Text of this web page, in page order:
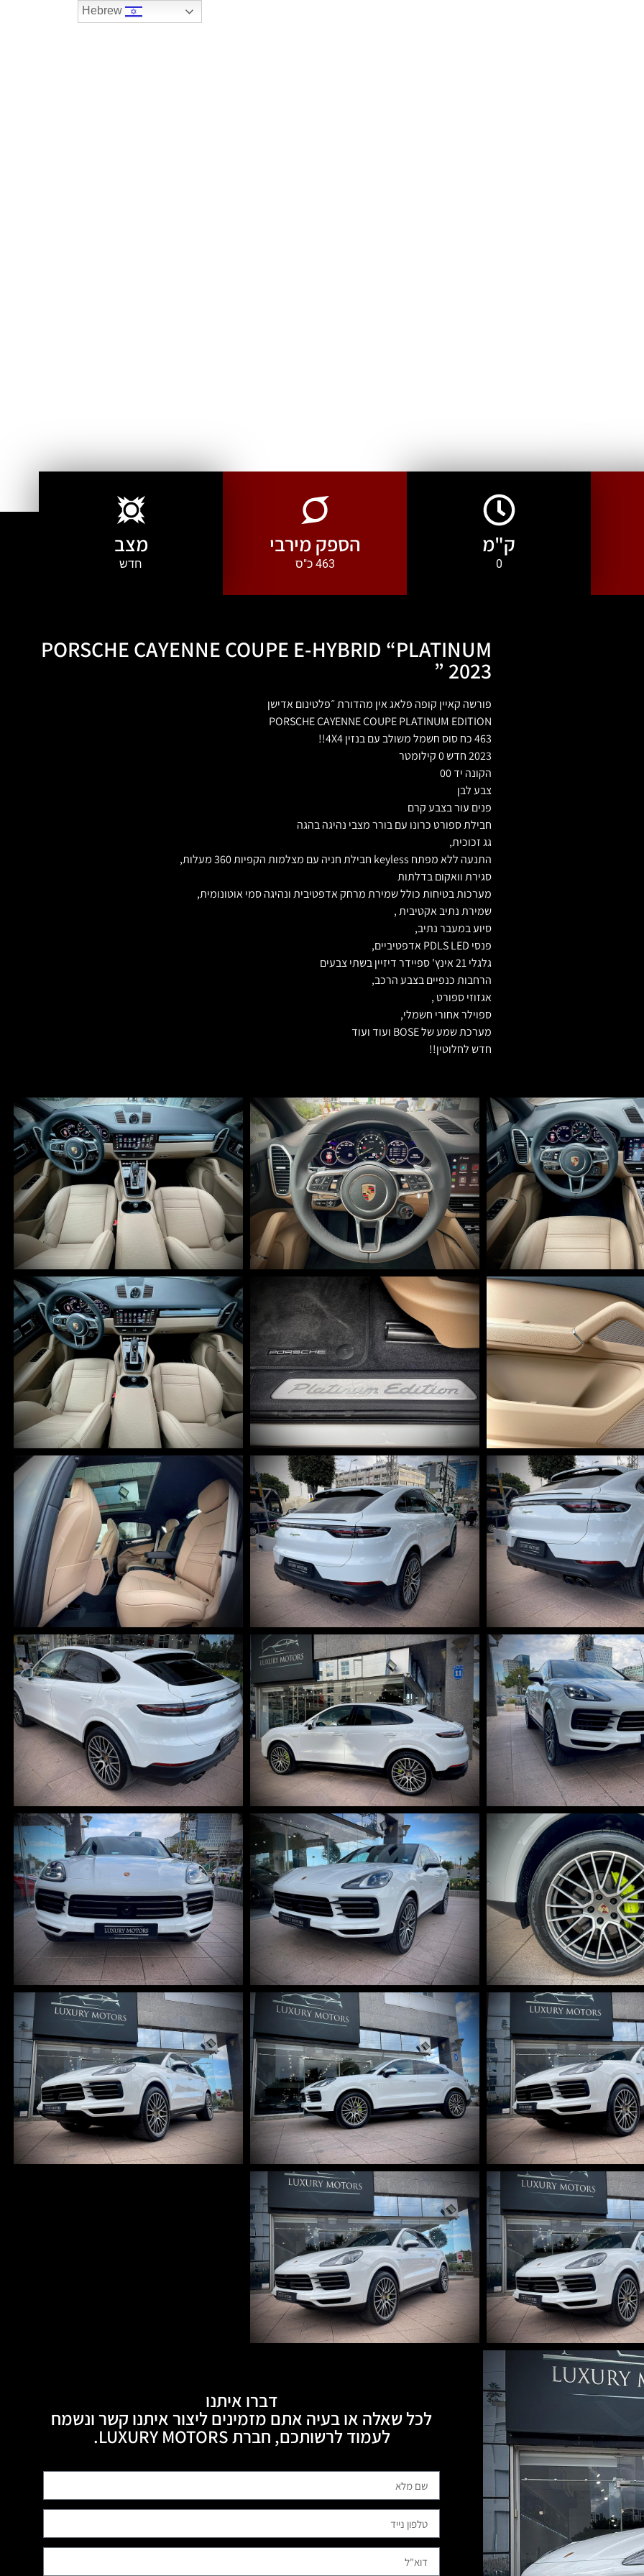
ק"מ
0
הספק מירבי
463 כ"ס
מצב
חדש
PORSCHE CAYENNE COUPE E-HYBRID “PLATINUM
” 2023
פורשה קאיין קופה פלאג אין מהדורת ״פלטינום אדישן
PORSCHE CAYENNE COUPE PLATINUM EDITION
463 כח סוס חשמל משולב עם בנזין 4X4!!
2023 חדש 0 קילומטר
הקונה יד 00
צבע לבן
פנים עור בצבע קרם
חבילת ספורט כרונו עם בורר מצבי נהיגה בהגה
גג זכוכית,
התנעה ללא מפתח keyless חבילת חניה עם מצלמות הקפיות 360 מעלות,
סגירת וואקום בדלתות
מערכות בטיחות כולל שמירת מרחק אדפטיבית ונהיגה סמי אוטונומית,
שמירת נתיב אקטיבית ,
סיוע במעבר נתיב,
פנסי PDLS LED אדפטיביים,
גלגלי 21 אינץ' ספיידר דיזיין בשתי צבעים
הרחבות כנפיים בצבע הרכב,
אגזוזי ספורט ,
ספוילר אחורי חשמלי,
מערכת שמע של BOSE ועוד ועוד
חדש לחלוטין!!
דברו איתנו
לכל שאלה או בעיה אתם מזמינים ליצור איתנו קשר ונשמח
לעמוד לרשותכם, חברת LUXURY MOTORS.
Hebrew